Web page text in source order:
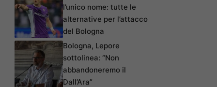
l’unico nome: tutte le
alternative per l’attacco
del Bologna
Bologna, Lepore
sottolinea: “Non
abbandoneremo il
Dall’Ara”